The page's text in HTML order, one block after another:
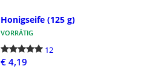
Honigseife (125 g)
VORRÄTIG
12
€ 4,19